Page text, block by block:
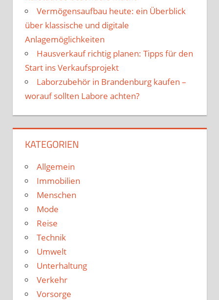
Vermögensaufbau heute: ein Überblick
über klassische und digitale
Anlagemöglichkeiten
Hausverkauf richtig planen: Tipps für den
Start ins Verkaufsprojekt
Laborzubehör in Brandenburg kaufen –
worauf sollten Labore achten?
KATEGORIEN
Allgemein
Immobilien
Menschen
Mode
Reise
Technik
Umwelt
Unterhaltung
Verkehr
Vorsorge